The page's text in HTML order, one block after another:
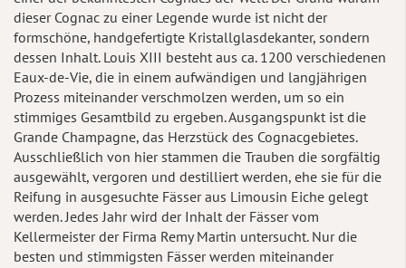
dieser Cognac zu einer Legende wurde ist nicht der
formschöne, handgefertigte Kristallglasdekanter, sondern
dessen Inhalt. Louis XIII besteht aus ca. 1200 verschiedenen
Eaux-de-Vie, die in einem aufwändigen und langjährigen
Prozess miteinander verschmolzen werden, um so ein
stimmiges Gesamtbild zu ergeben. Ausgangspunkt ist die
Grande Champagne, das Herzstück des Cognacgebietes.
Ausschließlich von hier stammen die Trauben die sorgfältig
ausgewählt, vergoren und destilliert werden, ehe sie für die
Reifung in ausgesuchte Fässer aus Limousin Eiche gelegt
werden. Jedes Jahr wird der Inhalt der Fässer vom
Kellermeister der Firma Remy Martin untersucht. Nur die
besten und stimmigsten Fässer werden miteinander